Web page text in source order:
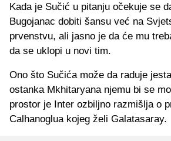
Kada je Sučić u pitanju očekuje se
Bugojanac dobiti šansu već na
prvenstvu, ali jasno je da će mu
da se uklopi u novi tim.
Ono što Sučića može da raduje
ostanka Mkhitaryana njemu bi se
prostor je Inter ozbiljno razmišlja o
Calhanoglua kojeg želi Galatasaray.